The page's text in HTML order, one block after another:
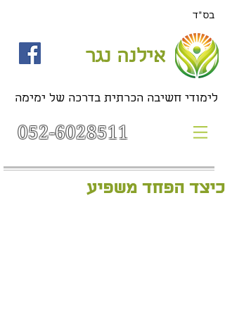
בס"ד
לימודי חשיבה הכרתית בדרכה של ימימה
אילנה נגר
052-6028511
כיצד הפחד משפיע